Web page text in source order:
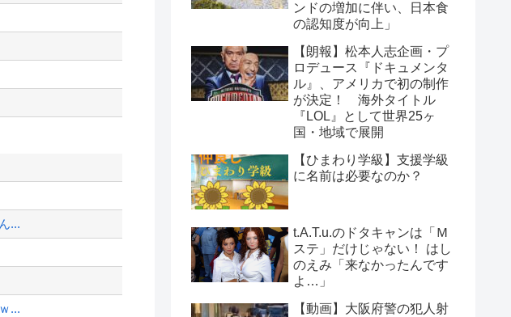
...
...
...
ンドの増加に伴い、日本食
の認知度が向上」
【朗報】松本人志企画・プ
ロデュース『ドキュメンタ
ル』、アメリカで初の制作
が決定！ 海外タイトル
『LOL』として世界25ヶ
国・地域で展開
【ひまわり学級】支援学級
に名前は必要なのか？
t.A.T.u.のドタキャンは「Ｍ
ステ」だけじゃない！ はし
のえみ「来なかったんです
よ…」
【動画】大阪府警の犯人射